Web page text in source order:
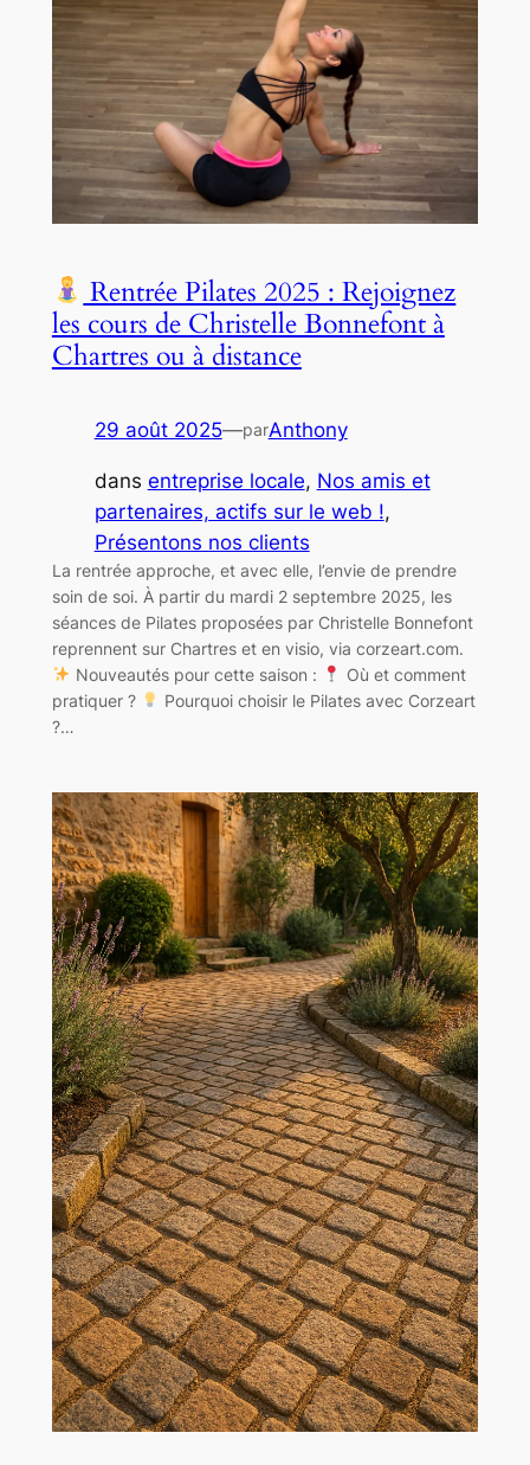
Rentrée Pilates 2025 : Rejoignez
les cours de Christelle Bonnefont à
Chartres ou à distance
29 août 2025—parAnthony
dans entreprise locale, Nos amis et
partenaires, actifs sur le web !
Présentons nos clients
La rentrée approche, et avec elle, l’envie de prendre
soin de soi. À partir du mardi 2 septembre 2025, les
séances de Pilates proposées par Christelle Bonnefont
reprennent sur Chartres et en visio, via corzeart.com.
Nouveautés pour cette saison :
Où et comment
pratiquer ?
Pourquoi choisir le Pilates avec Corzeart
?…